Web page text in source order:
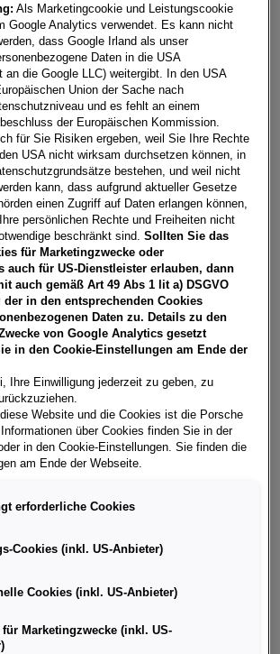
€292,09**
pro Monat
pro Jahr
15.000 km
Eigenleistung
€5.000
Händler kontaktieren
Abschluss anfragen
für Restwert Leasing inkl.
Vertragsgebühr EUR 148,67 und
EUR 0,00. Gesamtleasingbetrag EUR
EUR 12.386,10, Sollzinssatz 7,28%
8,41% variabel, Gesamtbetrag EUR
freut sich darauf, Ihnen ein
erstellen zu können.
PDF herunterladen
& Daten
die Porsche Bank
Als Marketingcookie und Leistungscookie
Google Analytics verwendet. Es kann nicht
dass Google Irland als unser
Daten in die USA
an die Google LLC) weitergibt. In den USA
Union der Sache nach
und es fehlt an einem
der Europäischen Kommission.
für Sie Risiken ergeben, weil Sie Ihre Rechte
USA nicht wirksam durchsetzen können, in
bestehen, und weil nicht
kann, dass aufgrund aktueller Gesetze
einen Zugriff auf Daten erlangen können,
persönlichen Rechte und Freiheiten nicht
beschränkt sind.Sollten Sie das
für Marketingzwecke oder
auch für US-Dienstleister erlauben, dann
auch gemäß Art 49 Abs 1 lit a) DSGVO
in den entsprechenden Cookies
Daten zu. Details zu den
von Google Analytics gesetzt
in den Cookie-Einstellungen am Ende der
Ihre Einwilligung jederzeit zu geben, zu
Website und die Cookies ist die Porsche
über Cookies finden Sie in der
in den Cookie-Einstellungen. Sie finden die
am Ende der Webseite.
erforderliche Cookies
Cookies (inkl. US-Anbieter)
Cookies (inkl. US-Anbieter)
Marketingzwecke (inkl. US-